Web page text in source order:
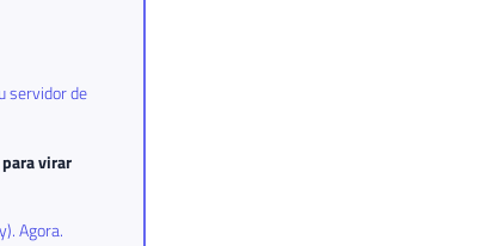
servidor de
virar
Agora.